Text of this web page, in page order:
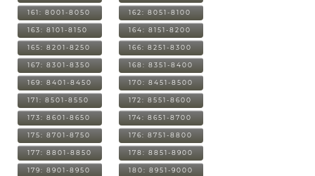
161: 8001-8050 162: 8051-8100
163: 8101-8150 164: 8151-8200
165: 8201-8250 166: 8251-8300
167: 8301-8350 168: 8351-8400
169: 8401-8450 170: 8451-8500
171: 8501-8550 172: 8551-8600
173: 8601-8650 174: 8651-8700
175: 8701-8750 176: 8751-8800
177: 8801-8850 178: 8851-8900
179: 8901-8950 180: 8951-9000